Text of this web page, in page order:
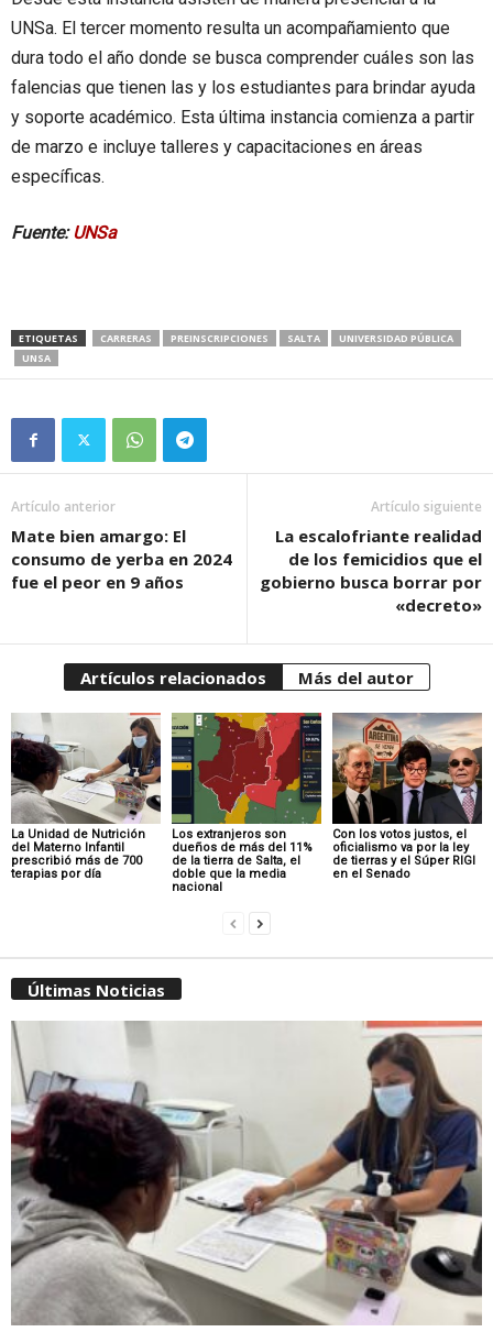
UNSa. El tercer momento resulta un acompañamiento que
dura todo el año donde se busca comprender cuáles son las
falencias que tienen las y los estudiantes para brindar ayuda
y soporte académico. Esta última instancia comienza a partir
de marzo e incluye talleres y capacitaciones en áreas
específicas.
Fuente: UNSa
ETIQUETAS CARRERAS PREINSCRIPCIONES SALTA
UNIVERSIDAD PÚBLICA
UNSA
Artículo anterior
Mate bien amargo: El
consumo de yerba en 2024
fue el peor en 9 años
Artículo siguiente
La escalofriante realidad
de los femicidios que el
gobierno busca borrar por
«decreto»
Artículos relacionados Más del autor
La Unidad de Nutrición
del Materno Infantil
prescribió más de 700
terapias por día
Los extranjeros son
dueños de más del 11%
de la tierra de Salta, el
doble que la media
nacional
Con los votos justos, el
oficialismo va por la ley
de tierras y el Súper RIGI
en el Senado
Últimas Noticias